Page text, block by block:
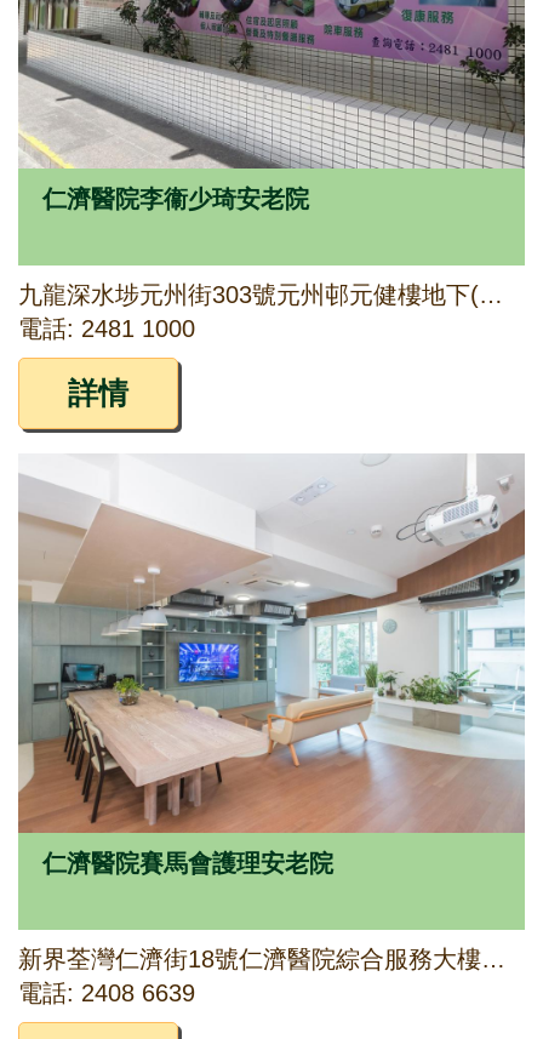
仁濟醫院李衞少琦安老院
九龍深水埗元州街303號元州邨元健樓地下(部分)至二字樓及三字樓傳菜升降機房
電話: 2481 1000
詳情
仁濟醫院賽馬會護理安老院
新界荃灣仁濟街18號仁濟醫院綜合服務大樓二樓及三樓
電話: 2408 6639